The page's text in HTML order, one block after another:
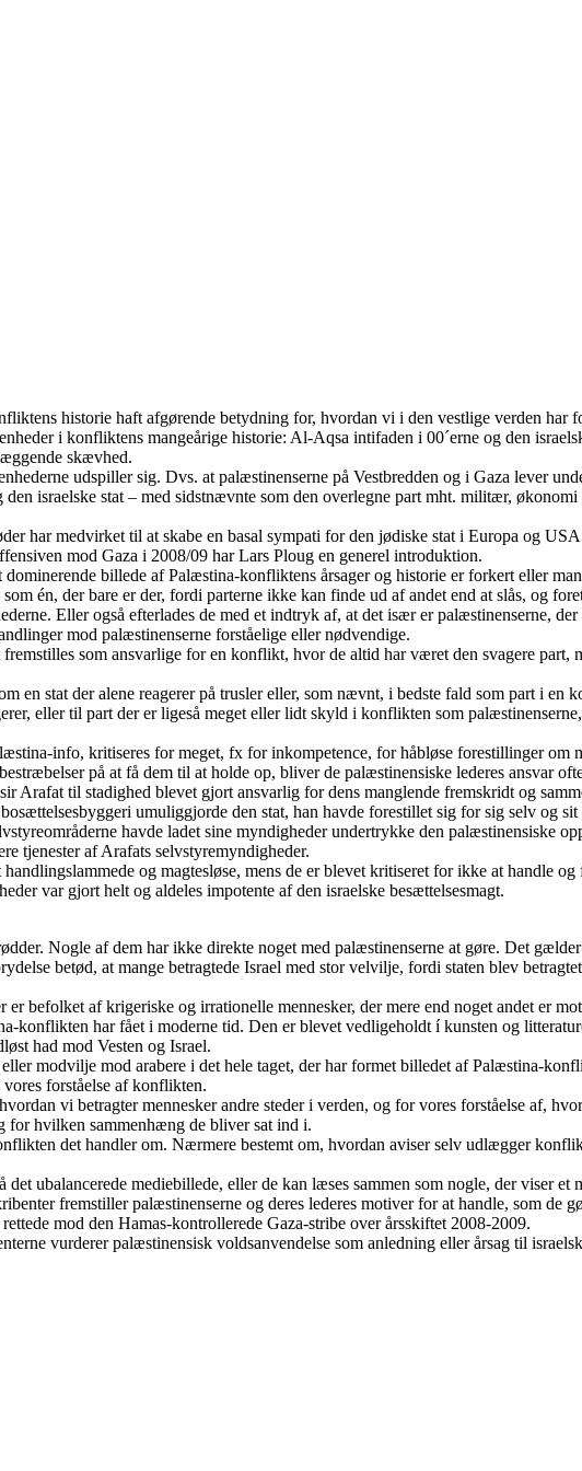
historie haft afgørende betydning for, hvordan vi i den vestlige verden
i konfliktens mangeårige historie: Al-Aqsa intifaden i 00´erne og den
skævhed.
udspiller sig. Dvs. at palæstinenserne på Vestbredden og i Gaza lever
israelske stat – med sidstnævnte som den overlegne part mht. militær,
har medvirket til at skabe en basal sympati for den jødiske stat i Europa og
mod Gaza i 2008/09 har Lars Ploug en generel introduktion.
billede af Palæstina-konfliktens årsager og historie er forkert eller
én, der bare er der, fordi parterne ikke kan finde ud af andet end at slås, og
Eller også efterlades de med et indtryk af, at det især er palæstinenserne,
mod palæstinenserne forståelige eller nødvendige.
som ansvarlige for en konflikt, hvor de altid har været den svagere part,
en stat der alene reagerer på trusler eller, som nævnt, i bedste fald som part i
eller til part der er ligeså meget eller lidt skyld i konflikten som
info, kritiseres for meget, fx for inkompetence, for håbløse forestillinger
på at få dem til at holde op, bliver de palæstinensiske lederes ansvar
Arafat til stadighed blevet gjort ansvarlig for dens manglende fremskridt og
umuliggjorde den stat, han havde forestillet sig for sig selv og
havde ladet sine myndigheder undertrykke den palæstinensiske
tjenester af Arafats selvstyremyndigheder.
og magtesløse, mens de er blevet kritiseret for ikke at handle og
var gjort helt og aldeles impotente af den israelske besættelsesmagt.
Nogle af dem har ikke direkte noget med palæstinenserne at gøre. Det
betød, at mange betragtede Israel med stor velvilje, fordi staten blev
er befolket af krigeriske og irrationelle mennesker, der mere end noget andet er
konflikten har fået i moderne tid. Den er blevet vedligeholdt í kunsten og
had mod Vesten og Israel.
modvilje mod arabere i det hele taget, der har formet billedet af Palæstina-
forståelse af konflikten.
vi betragter mennesker andre steder i verden, og for vores forståelse af,
for hvilken sammenhæng de bliver sat ind i.
det handler om. Nærmere bestemt om, hvordan aviser selv udlægger
ubalancerede mediebillede, eller de kan læses sammen som nogle, der viser et
fremstiller palæstinenserne og deres lederes motiver for at handle, som de
mod den Hamas-kontrollerede Gaza-stribe over årsskiftet 2008-2009.
vurderer palæstinensisk voldsanvendelse som anledning eller årsag til